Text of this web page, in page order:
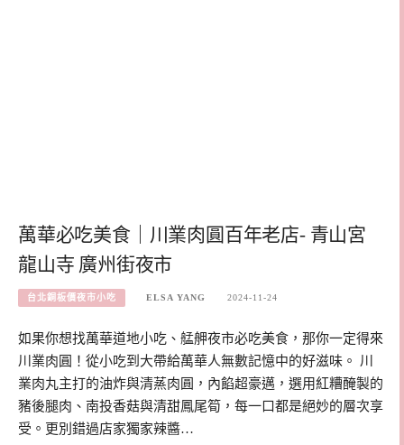
萬華必吃美食｜川業肉圓百年老店- 青山宮
龍山寺 廣州街夜市
台北銅板價夜市小吃 ELSA YANG 2024-11-24
如果你想找萬華道地小吃、艋舺夜市必吃美食，那你一定得來
川業肉圓！從小吃到大帶給萬華人無數記憶中的好滋味。 川
業肉丸主打的油炸與清蒸肉圓，內餡超豪邁，選用紅糟醃製的
豬後腿肉、南投香菇與清甜鳳尾筍，每一口都是絕妙的層次享
受。更別錯過店家獨家辣醬…